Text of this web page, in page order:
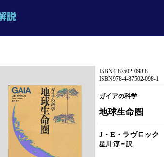
ISBN4-87502-098-8
ISBN978-4-87502-098-1
ガイアの科学
地球生命圏
J・E・ラヴロック
星川 淳＝訳